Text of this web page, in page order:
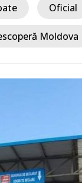
Oficial
Moldova
din